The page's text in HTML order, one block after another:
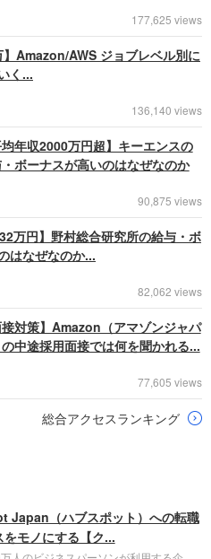
177,625 views
】Amazon/AWS ジョブレベル別に
く...
136,140 views
均年収2000万円超】キーエンスの
ボーナスが高いのはなぜなのか
90,875 views
万円】野村総合研究所の給与・ボ
はなぜなのか...
82,062 views
接対策】Amazon（アマゾンジャパ
中途採用面接では何を聞かれる...
77,605 views
総合アクセスランキング
Japan（ハブスポット）への転職
をモノにする【ク...